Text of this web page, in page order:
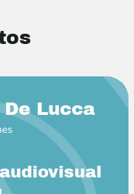
Lucca